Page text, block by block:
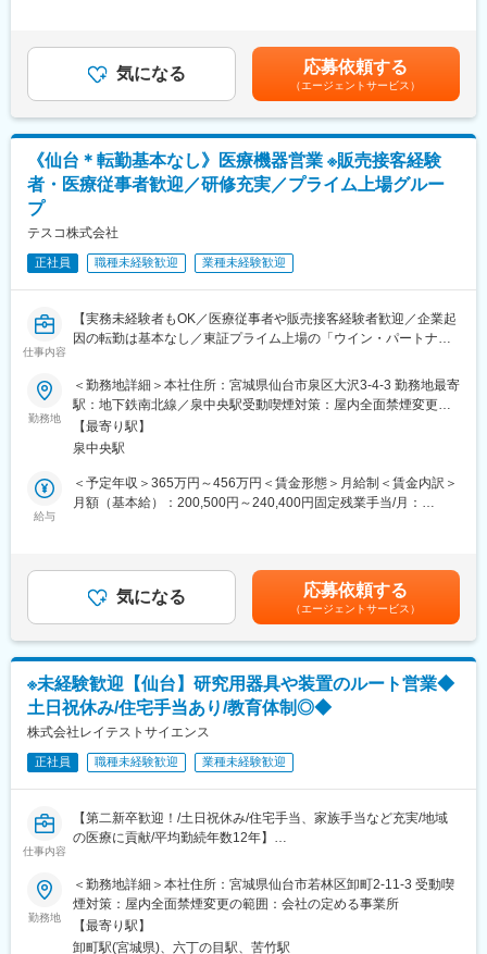
変更の範囲：本文参照
頂きます。
・メーカー営業の方と同行や勉強会等で製品について覚えていた
だくことが可能です。製品詳細についてはメーカー営業の方にも
■働き方：
・年間休日122日で月平均残業時間20h程度とライフワークバラン
スを充実できる環境です。
なります。
整えています。住宅手当に関しては持ち家社員も対象になります
・年休122日、誕生日休日制度あり
・産休・育休後復帰率100％
・健康経営優良法人2024に選出
■配属詳細：
同社のコアである「メディカル事業部」への配属となります。各
度おります。
合力を強みとして、どのような形でお客様のお役に立てるのかを
意識し、安心・安全を強化して、付加価値をお届けすることを最
大の目標としています。扱う商材も幅広く、お客様の課題やニー
ズに沿ったご提案が可能です。
・医療業界は私たちの生活に無くてはならない非常に社会的意義
の高い業界で、コロナ禍においても安定した業績を残していま
す。地域に根付いた事業運営をしており、今後も安定した成長が
見込めます。
変更の範囲：会社の定める業務
ります。■昇給：年1回■賞与：年2回（昨年実績：3カ月以上）賃
金はあくまでも目安の金額であり、選考を通じて上下する可能性
があります。月給(月額)は固定手当を含めた表記です。
気になる 応募依頼する
（エージェントサービス）
《仙台＊転勤基本なし》医療機器営業 ※販売接客経験
者・医療従事者歓迎／研修充実／プライム上場グルー
プ
テスコ株式会社
正社員 職種未経験歓迎 業種未経験歓迎
仕事内容
【実務未経験者もOK／医療従事者や販売接客経験者歓迎／企業起
因の転勤は基本なし／東証プライム上場の「ウイン・パートナー
■業務概要：
営業担当として、担当エリアの医療機関に循環器領域の製品を提
案・販売していただきます。※既存顧客メインの提案営業です。
■業務イメージ：
・提案先：循環器領域の医師をはじめとする医療従事者に加え、
立ち会うこともございます。
・担当施設数：一人当たり担当施設は平均1～3施設程度。原則と
して3～4名単位のチームで担当することとなります。
【日中】
まずは納品する医療機器の検品や仕訳作業を行います。完了後、
病院へ訪問し、現場との情報交換や提案活動を行います。また、
ご注文いただいた機器の納品や、院内の在庫管理も行い、医療現
場での機器の安定供給を実現させます。※一日の訪問件数は2～3
件程度。
【夕方】
当日使用した医療機器の確認と補充依頼を行います。その後、見
積書の作成などといった事務作業を行い終業となります。
中途入社者向けの全体研修に加え、現場で勉強を行うOJTなどの
教育体制が整っており、着実に知識・スキルを高めていただけま
す。入社後いきなり担当を持つことはございませんので、実務未
経験の方でも安心してご入社いただける環境です。
勤務地
＜勤務地詳細＞本社住所：宮城県仙台市泉区大沢3-4-3 勤務地最寄
駅：地下鉄南北線／泉中央駅受動喫煙対策：屋内全面禁煙変更の
範囲：会社の定める事業所
【最寄り駅】
泉中央駅
給与
＜予定年収＞365万円～456万円＜賃金形態＞月給制＜賃金内訳＞
月額（基本給）：200,500円～240,400円固定残業手当/月：
給：年1回（7月）■賞与：年2回（7・12月）■決算賞与（会社業績
により）※年収は経験等を考慮し決定いたします。※固定時間外手
当（30時間分）を超える残業代は別途支給いたします。賃金はあ
くまでも目安の金額であり、選考を通じて上下する可能性があり
ます。月給(月額)は固定手当を含めた表記です。
気になる 応募依頼する
（エージェントサービス）
※未経験歓迎【仙台】研究用器具や装置のルート営業◆
土日祝休み/住宅手当あり/教育体制◎◆
株式会社レイテストサイエンス
正社員 職種未経験歓迎 業種未経験歓迎
仕事内容
【第二新卒歓迎！/土日祝休み/住宅手当、家族手当など充実/地域
の医療に貢献/平均勤続年数12年】
■業務内容：
・研究機関用の理化学系研究機関用機器の営業職として、担当大
学の研究室や研究機関を定期的に訪問し、下記の内容についてヒ
アリングを行います。
勤務地
＜勤務地詳細＞本社住所：宮城県仙台市若林区卸町2-11-3 受動喫
煙対策：屋内全面禁煙変更の範囲：会社の定める事業所
【最寄り駅】
卸町駅(宮城県)、六丁の目駅、苦竹駅